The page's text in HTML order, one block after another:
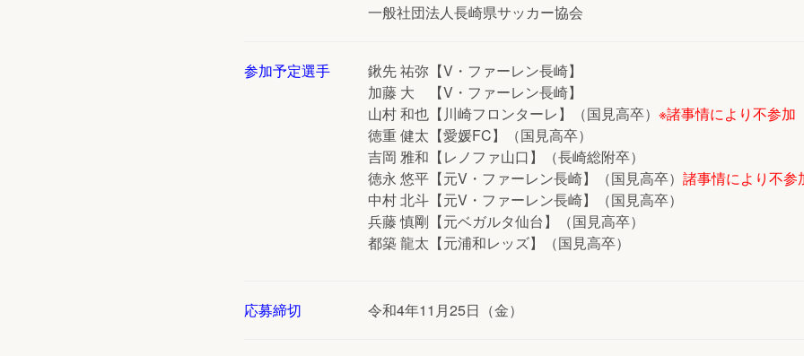
一般社団法人長崎県サッカー協会
参加予定選手
鍬先 祐弥【V・ファーレン長崎】
加藤 大 【V・ファーレン長崎】
山村 和也【川崎フロンターレ】（国見高卒）※諸事情により不参加
徳重 健太【愛媛FC】（国見高卒）
吉岡 雅和【レノファ山口】（長崎総附卒）
徳永 悠平【元V・ファーレン長崎】（国見高卒）諸事情により不参
中村 北斗【元V・ファーレン長崎】（国見高卒）
兵藤 慎剛【元ベガルタ仙台】（国見高卒）
都築 龍太【元浦和レッズ】（国見高卒）
応募締切 令和4年11月25日（金）